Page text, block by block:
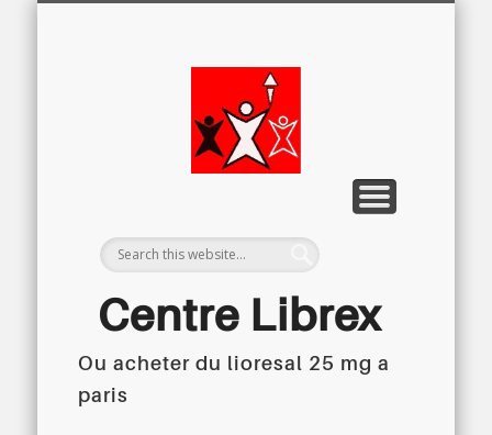
Centre Librex
Ou acheter du lioresal 25 mg a
paris